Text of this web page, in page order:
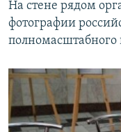
На стене рядом
фотографии
полномасштабного